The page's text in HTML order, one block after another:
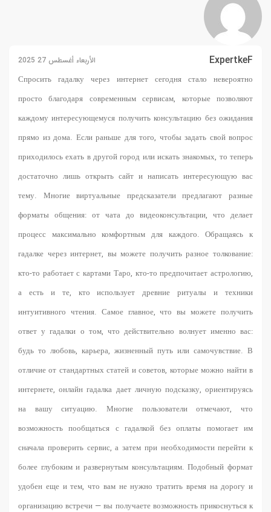
ExpertkeF الأربعاء أغسطس 27 2025
Спросить гадалку через интернетсегодня стало невероятно
просто благодаря современным сервисам, которые позволяют
каждому интересующемуся получить консультацию без ожидания
прямо из дома. Если раньше для того, чтобы задать свой вопрос
приходилось ехать в другой город или искать знакомых, то теперь
достаточно лишь открыть сайт и написать интересующую вас
тему. Многие виртуальные предсказатели предлагают разные
форматы общения: от чата до видеоконсультации, что делает
процесс максимально комфортным для каждого. Обращаясь к
гадалке через интернет, вы можете получить разное толкование:
кто-то работает с картами Таро, кто-то предпочитает астрологию,
а есть и те, кто использует древние ритуалы и техники
интуитивного чтения. Самое главное, что вы можете получить
ответ у гадалки о том, что действительно волнует именно вас:
будь то любовь, карьера, жизненный путь или самочувствие. В
отличие от стандартных статей и советов, которые можно найти в
интернете, онлайн гадалка дает личную подсказку, ориентируясь
на вашу ситуацию. Многие пользователи отмечают, что
возможность пообщаться с гадалкой без оплаты помогает им
сначала проверить сервис, а затем при необходимости перейти к
более глубоким и развернутым консультациям. Подобный формат
удобен еще и тем, что вам не нужно тратить время на дорогу и
организацию встречи — вы получаете возможность прикоснуться к